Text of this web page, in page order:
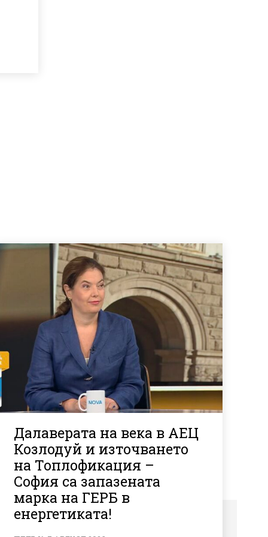
Далаверата на века в АЕЦ
Козлодуй и източването
на Топлофикация –
София са запазената
марка на ГЕРБ в
енергетиката!